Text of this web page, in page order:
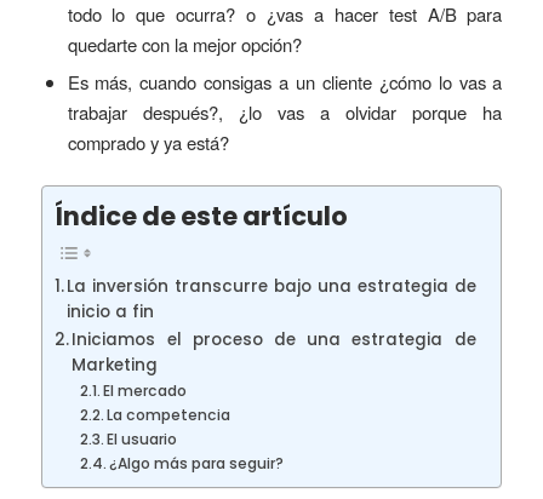
todo lo que ocurra? o ¿vas a hacer test A/B para
quedarte con la mejor opción?
Es más, cuando consigas a un cliente ¿cómo lo vas a
trabajar después?, ¿lo vas a olvidar porque ha
comprado y ya está?
Índice de este artículo
La inversión transcurre bajo una estrategia de
inicio a fin
Iniciamos el proceso de una estrategia de
Marketing
El mercado
La competencia
El usuario
¿Algo más para seguir?